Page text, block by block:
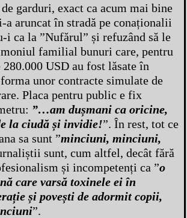
garduri, exact ca acum mai bine
a aruncat în stradă pe conaționalii
i ca la ”Nufărul” și refuzând să le
familial bunuri care, pentru
USD au fost lăsate în
unor contracte simulate de
Placa pentru public e fix
”…am dușmani ca oricine,
la ciudă și invidie!”. În rest, tot ce
sa sunt ”minciuni, minciuni,
sunt, cum altfel, decât fără
și incompetenți ca ”o
care varsă toxinele ei în
și povești de adormit copii,
”.